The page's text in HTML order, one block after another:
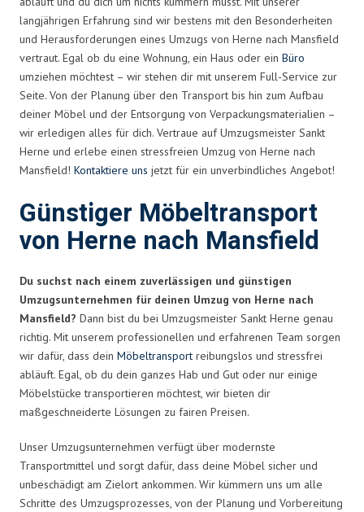
langjährigen Erfahrung sind wir bestens mit den Besonderheiten
und Herausforderungen eines Umzugs von Herne nach Mansfield
vertraut. Egal ob du eine Wohnung, ein Haus oder ein Büro
umziehen möchtest – wir stehen dir mit unserem Full-Service zur
Seite. Von der Planung über den Transport bis hin zum Aufbau
deiner Möbel und der Entsorgung von Verpackungsmaterialien –
wir erledigen alles für dich. Vertraue auf Umzugsmeister Sankt
Herne und erlebe einen stressfreien Umzug von Herne nach
Mansfield! Kontaktiere uns jetzt für ein unverbindliches Angebot!
Günstiger Möbeltransport
von Herne nach Mansfield
Du suchst nach einem zuverlässigen und günstigen
Umzugsunternehmen für deinen Umzug von Herne nach
Mansfield? Dann bist du bei Umzugsmeister Sankt Herne genau
richtig. Mit unserem professionellen und erfahrenen Team sorgen
wir dafür, dass dein Möbeltransport reibungslos und stressfrei
abläuft. Egal, ob du dein ganzes Hab und Gut oder nur einige
Möbelstücke transportieren möchtest, wir bieten dir
maßgeschneiderte Lösungen zu fairen Preisen.
Unser Umzugsunternehmen verfügt über modernste
Transportmittel und sorgt dafür, dass deine Möbel sicher und
unbeschädigt am Zielort ankommen. Wir kümmern uns um alle
Schritte des Umzugsprozesses, von der Planung und Vorbereitung